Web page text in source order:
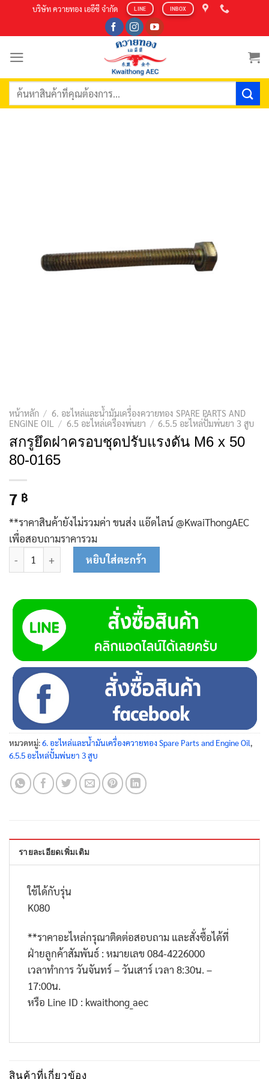
content
บริษัท ควายทอง เออีซี จำกัด LINE INBOX
ค้นหา:
หน้าหลัก / 6. อะไหล่และน้ำมันเครื่องควายทอง SPARE PARTS AND
ENGINE OIL
/ 6.5 อะไหล่เครื่องพ่นยา / 6.5.5 อะไหล่ปั้มพ่นยา 3 สูบ
สกรูยึดฝาครอบชุดปรับแรงดัน M6 x 50
80-0165
7 ฿
**ราคาสินค้ายังไม่รวมค่า ขนส่ง แอ๊ดไลน์ @KwaiThongAEC
เพื่อสอบถามราคารวม
จำนวน สกรูยึดฝาครอบชุดปรับแรงดัน M6 x 50 80-0165 ชิ้น
หยิบใส่ตะกร้า
หมวดหมู่:6. อะไหล่และน้ำมันเครื่องควายทอง Spare Parts and Engine Oil
6.5.5 อะไหล่ปั้มพ่นยา 3 สูบ
รายละเอียดเพิ่มเติม
ใช้ได้กับรุ่น
K080
**ราคาอะไหล่กรุณาติดต่อสอบถาม และสั่งซื้อได้ที่
ฝ่ายลูกค้าสัมพันธ์ : หมายเลข 084-4226000
เวลาทำการ วันจันทร์ – วันเสาร์ เวลา 8:30น. –
17:00น.
หรือ Line ID : kwaithong_aec
สินค้าที่เกี่ยวข้อง